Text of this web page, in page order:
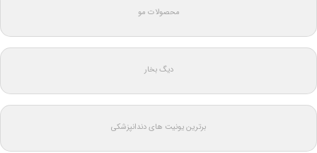
محصولات مو
دیگ بخار
برترین یونیت های دندانپزشکی